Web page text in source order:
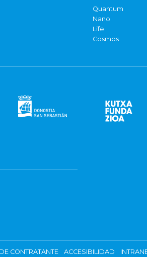
Quantum
Nano
Life
Cosmos
CONTRATANTE ACCESIBILIDAD